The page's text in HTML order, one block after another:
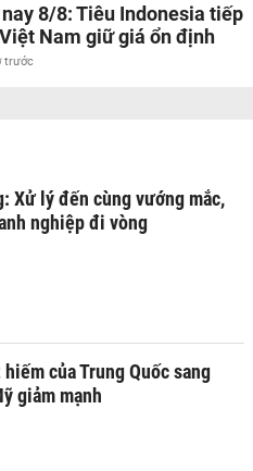
8/8: Tiêu Indonesia tiếp
Nam giữ giá ổn định
trước
Xử lý đến cùng vướng mắc,
nghiệp đi vòng
của Trung Quốc sang
giảm mạnh